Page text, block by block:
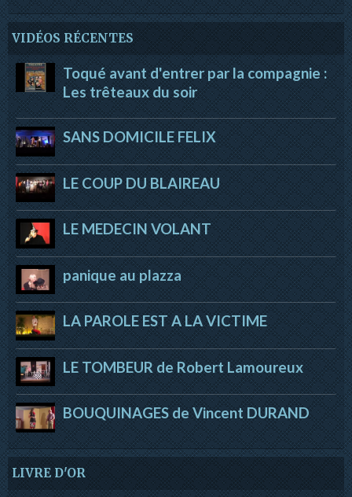
VIDÉOS RÉCENTES
Toqué avant d'entrer par la compagnie :
Les trêteaux du soir
SANS DOMICILE FELIX
LE COUP DU BLAIREAU
LE MEDECIN VOLANT
panique au plazza
LA PAROLE EST A LA VICTIME
LE TOMBEUR de Robert Lamoureux
BOUQUINAGES de Vincent DURAND
LIVRE D'OR